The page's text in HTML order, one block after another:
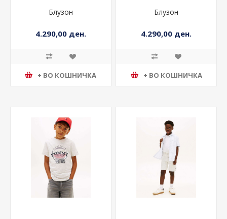
Блузон
4.290,00 ден.
+ ВО КОШНИЧКА
Блузон
4.290,00 ден.
+ ВО КОШНИЧКА